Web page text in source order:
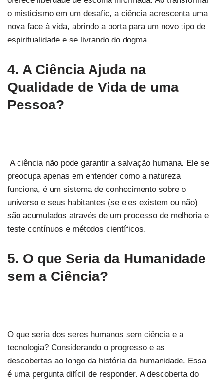
o misticismo em um desafio, a ciência acrescenta uma
nova face à vida, abrindo a porta para um novo tipo de
espiritualidade e se livrando do dogma.
4. A Ciência Ajuda na
Qualidade de Vida de uma
Pessoa?
A ciência não pode garantir a salvação humana. Ele se
preocupa apenas em entender como a natureza
funciona, é um sistema de conhecimento sobre o
universo e seus habitantes (se eles existem ou não)
são acumulados através de um processo de melhoria e
teste contínuos e métodos científicos.
5. O que Seria da Humanidade
sem a Ciência?
O que seria dos seres humanos sem ciência e a
tecnologia? Considerando o progresso e as
descobertas ao longo da história da humanidade. Essa
é uma pergunta difícil de responder. A descoberta do